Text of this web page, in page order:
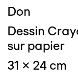
Don
Dessin
sur papier
31 x 24 cm